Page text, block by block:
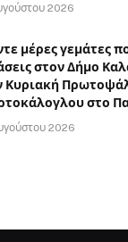
2026
μέρες γεμάτες
στον Δήμο
Κυριακή
στο
2026